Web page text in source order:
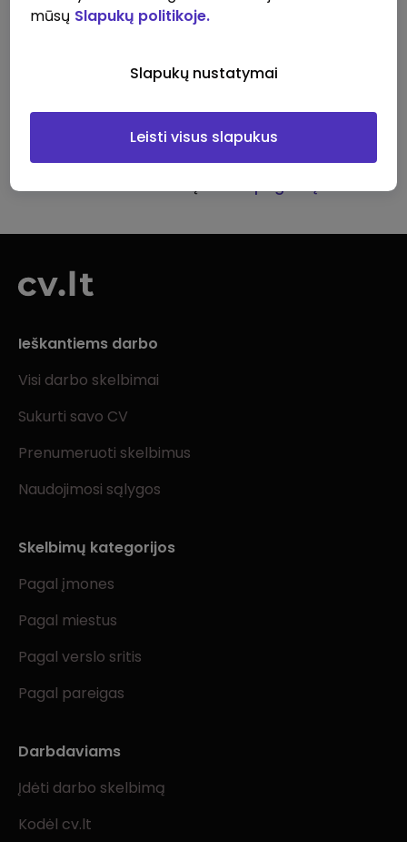
Išsaugoti
Grįžti
Turite klausimų?Gauti pagalbą
Ieškantiems darbo
Visi darbo skelbimai
Sukurti savo CV
Prenumeruoti skelbimus
Naudojimosi sąlygos
Skelbimų kategorijos
Pagal įmones
Pagal miestus
Pagal verslo sritis
Pagal pareigas
Darbdaviams
Įdėti darbo skelbimą
Kodėl cv.lt
mūsų Slapukų politikoje.
Slapukų nustatymai
Leisti visus slapukus